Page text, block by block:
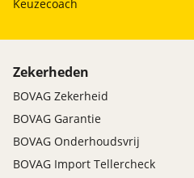
Keuzecoach
Zekerheden
BOVAG Zekerheid
BOVAG Garantie
BOVAG Onderhoudsvrij
BOVAG Import Tellercheck